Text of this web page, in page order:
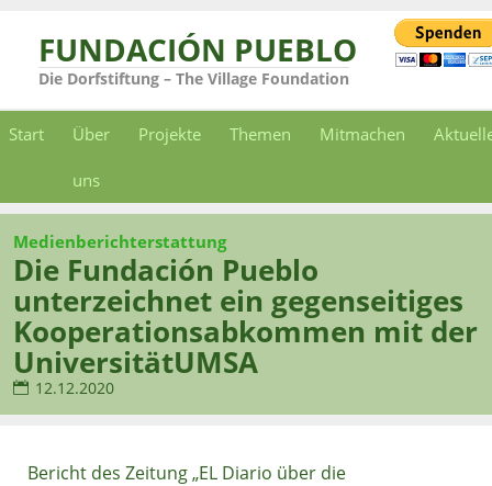
FUNDACIÓN PUEBLO
Die Dorfstiftung – The Village Foundation
Start Über
uns
Projekte Themen Mitmachen
Medienberichterstattung
Die Fundación Pueblo
unterzeichnet ein gegenseitiges
Kooperationsabkommen mit der
UniversitätUMSA
12.12.2020
Bericht des Zeitung „EL Diario über die